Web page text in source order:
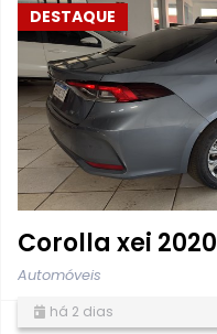
DESTAQUE
Corolla xei 2020
Automóveis
há 2 dias